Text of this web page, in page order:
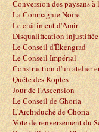
Conversion des paysans à
La Compagnie Noire
Le châtiment d'Amir
Disqualification
Le Conseil d'Ékengrad
Le Conseil Impérial
Construction d'un atelier
Quête des Koptes
Jour de l'Ascension
Le Conseil de Ghoria
L'Archiduché de Ghoria
Vote de renversement du